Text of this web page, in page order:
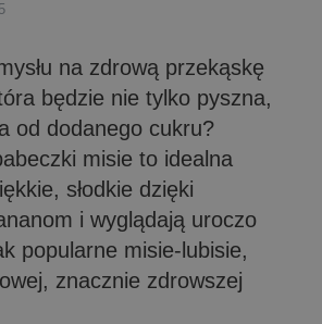
na zdrową przekąskę
będzie nie tylko pyszna,
od dodanego cukru?
misie to idealna
słodkie dzięki
i wyglądają uroczo
popularne misie-lubisie,
znacznie zdrowszej